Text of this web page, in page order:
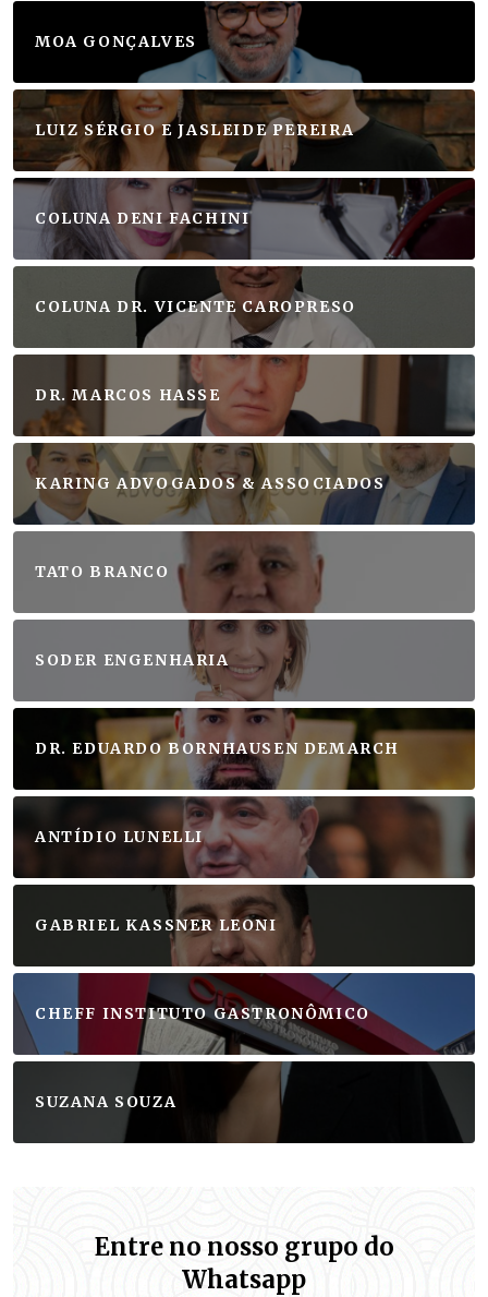
MOA GONÇALVES
LUIZ SÉRGIO E JASLEIDE PEREIRA
COLUNA DENI FACHINI
COLUNA DR. VICENTE CAROPRESO
DR. MARCOS HASSE
KARING ADVOGADOS & ASSOCIADOS
TATO BRANCO
SODER ENGENHARIA
DR. EDUARDO BORNHAUSEN DEMARCH
ANTÍDIO LUNELLI
GABRIEL KASSNER LEONI
CHEFF INSTITUTO GASTRONÔMICO
SUZANA SOUZA
Entre no nosso grupo do
Whatsapp